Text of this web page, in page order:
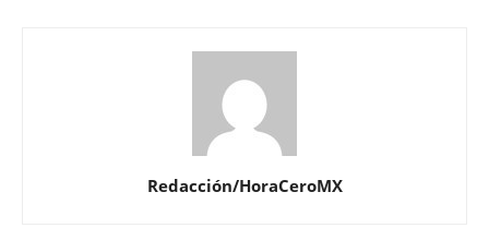
Redacción/HoraCeroMX